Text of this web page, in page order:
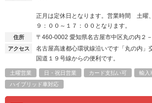
正月は定休日となります。営業時間 土曜
９：００～１７：００となります。
住所 〒460-0002 愛知県名古屋市中区丸の内２
アクセス
名古屋高速都心環状線沿いです「丸の内」
国道１９号線からの便利です。
土曜営業 日・祝日営業 カード支払い可
輸入
ハイブリッド車対応